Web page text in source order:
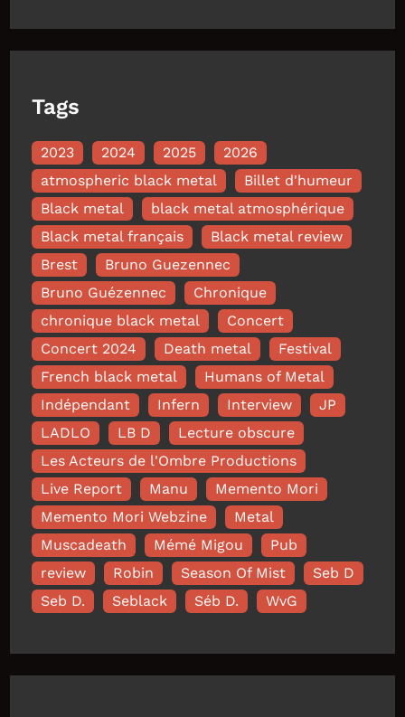
Tags
2023 2024 2025
2026
atmospheric black metal
Billet d'humeur
Black metal
black metal atmosphérique
Black metal français
Black metal review
Brest
Bruno Guezennec
Bruno Guézennec
Chronique
chronique black metal
Concert
Concert 2024
Death metal
Festival
French black metal
Humans of Metal
Indépendant
Infern Interview
JP
LADLO
LB D
Lecture obscure
Les Acteurs de l'Ombre Productions
Live Report
Manu
Memento Mori
Memento Mori Webzine
Metal
Muscadeath
Mémé Migou
Pub
review
Robin Season Of Mist
Seb D
Seb D.
Seblack Séb D. WvG